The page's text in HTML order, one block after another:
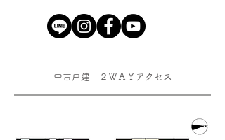
中古戸建 ２ＷＡＹアクセス